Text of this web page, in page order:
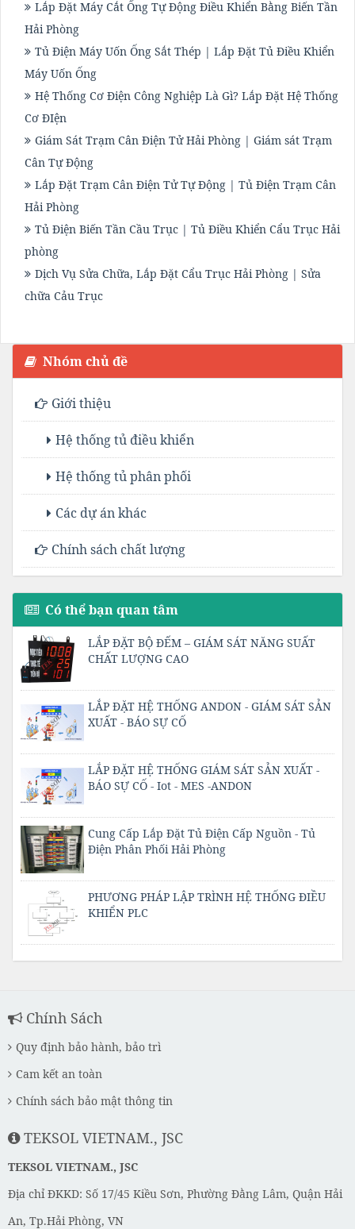
Lắp Đặt Máy Cắt Ống Tự Động Điều Khiển Bằng Biến Tần
Hải Phòng
Tủ Điện Máy Uốn Ống Sắt Thép | Lắp Đặt Tủ Điều Khiển
Máy Uốn Ống
Hệ Thống Cơ Điện Công Nghiệp Là Gì? Lắp Đặt Hệ Thống
Cơ ĐIện
Giám Sát Trạm Cân Điện Tử Hải Phòng | Giám sát Trạm
Cân Tự Động
Lắp Đặt Trạm Cân Điện Tử Tự Động | Tủ Điện Trạm Cân
Hải Phòng
Tủ Điện Biến Tần Cầu Trục | Tủ Điều Khiển Cẩu Trục Hải
phòng
Dịch Vụ Sửa Chữa, Lắp Đặt Cẩu Trục Hải Phòng | Sửa
chữa Cảu Trục
Nhóm chủ đề
Giới thiệu
Hệ thống tủ điều khiển
Hệ thống tủ phân phối
Các dự án khác
Chính sách chất lượng
Có thể bạn quan tâm
LẮP ĐẶT BỘ ĐẾM – GIÁM SÁT NĂNG SUẤT
CHẤT LƯỢNG CAO
LẮP ĐẶT HỆ THỐNG ANDON - GIÁM SÁT SẢN
XUẤT - BÁO SỰ CỐ
LẮP ĐẶT HỆ THỐNG GIÁM SÁT SẢN XUẤT -
BÁO SỰ CỐ - Iot - MES -ANDON
Cung Cấp Lắp Đặt Tủ Điện Cấp Nguồn - Tủ
Điện Phân Phối Hải Phòng
PHƯƠNG PHÁP LẬP TRÌNH HỆ THỐNG ĐIỀU
KHIỂN PLC
Chính Sách
Quy định bảo hành, bảo trì
Cam kết an toàn
Chính sách bảo mật thông tin
TEKSOL VIETNAM., JSC
TEKSOL VIETNAM., JSC
Địa chỉ ĐKKD: Số 17/45 Kiều Sơn, Phường Đằng Lâm, Quận Hải
An, Tp.Hải Phòng, VN